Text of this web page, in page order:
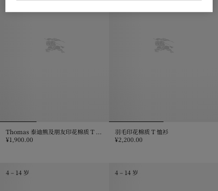
¥1,900.00
羽毛印花棉质 T 恤衫
¥2,200.00
4 – 14 岁 4 – 14 岁